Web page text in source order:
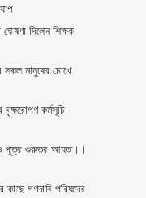
ঘোষণা দিলেন শিক্ষক
সকল মানুষের চোখে
বৃক্ষরোপণ কর্মসূচি
ও পুত্র গুরুতর আহত।।
কাছে গণদাবি পরিষদের